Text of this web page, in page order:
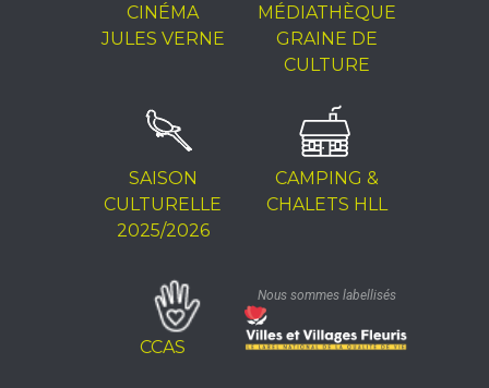
CINÉMA
JULES VERNE
MÉDIATHÈQUE
GRAINE DE
CULTURE
SAISON
CULTURELLE
2025/2026
CAMPING &
CHALETS HLL
CCAS
Nous sommes labellisés